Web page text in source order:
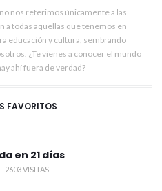
nos referimos únicamente a las
a todas aquellas que tenemos en
educación y cultura, sembrando
¿Te vienes a conocer el mundo
ahí fuera de verdad?
FAVORITOS
en 21 días
2603 VISITAS